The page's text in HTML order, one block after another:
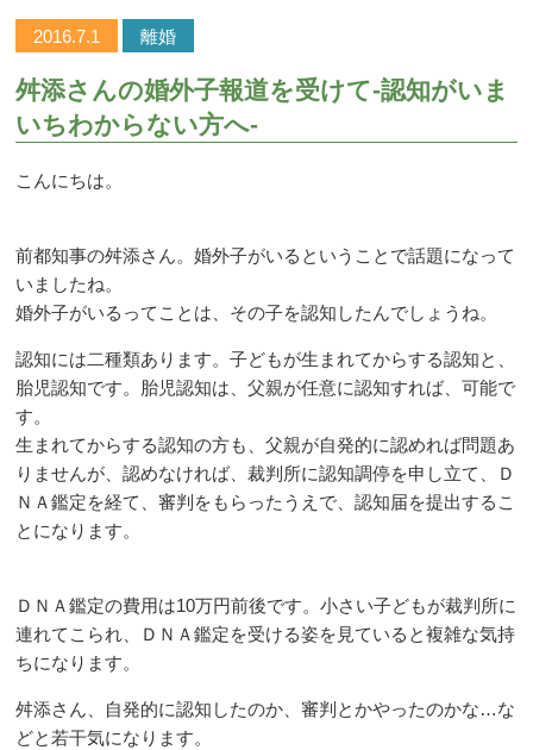
2016.7.1 離婚
舛添さんの婚外子報道を受けて-認知がいま
いちわからない方へ-
こんにちは。
前都知事の舛添さん。婚外子がいるということで話題になって
いましたね。
婚外子がいるってことは、その子を認知したんでしょうね。
認知には二種類あります。子どもが生まれてからする認知と、
胎児認知です。胎児認知は、父親が任意に認知すれば、可能で
す。
生まれてからする認知の方も、父親が自発的に認めれば問題あ
りませんが、認めなければ、裁判所に認知調停を申し立て、Ｄ
ＮＡ鑑定を経て、審判をもらったうえで、認知届を提出するこ
とになります。
ＤＮＡ鑑定の費用は10万円前後です。小さい子どもが裁判所に
連れてこられ、ＤＮＡ鑑定を受ける姿を見ていると複雑な気持
ちになります。
舛添さん、自発的に認知したのか、審判とかやったのかな…な
どと若干気になります。